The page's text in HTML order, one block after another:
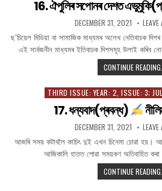
16. ঐপুলিৰ সপোনৰ দেশত
PUBLISHED
DATE:
DECEMBER 31, 2021
ছ’চিয়েল মিডিয়া বা সামাজিক মাধ্যমৰ অলেখ নেতিবাচক
এই সাৰ্বজনীন মাধ্যমৰ ইতিবাচক দিশসমূহ উলাই কৰিব
CONTINUE READING...
Posted
THIRD ISSUE: YEAR: 2, ISSUE: 3;
17. ধন্যবাদ(প্ৰবন্ধ)
PUBLISHED
DATE:
DECEMBER 31, 2021
আজৰি সময় কটাবলৈ কাচিৎ দুই এখন চিনেমা চোৱা হয়।
আজিকালি হাতত পোৱা সময়কণ অতিবাহিত
CONTINUE READING...